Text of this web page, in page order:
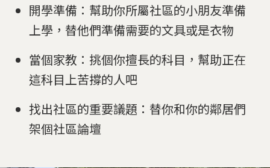
開學準備：幫助你所屬社區的小朋友準備
上學，替他們準備需要的文具或是衣物
當個家教：挑個你擅長的科目，幫助正在
這科目上苦撐的人吧
找出社區的重要議題：替你和你的鄰居們
架個社區論壇